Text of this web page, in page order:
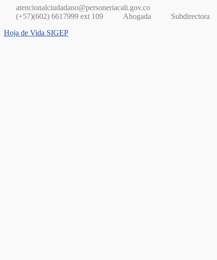
atencionalciudadano@personeriacali.gov.co
(+57)(602) 6617999 ext 109
Abogada
Subdirectora
Hoja de Vida SIGEP